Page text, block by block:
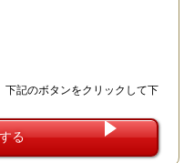
記のボタンをクリックして下